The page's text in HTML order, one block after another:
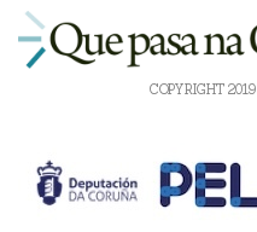
COPYRIGHT